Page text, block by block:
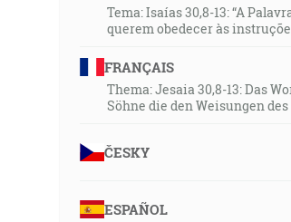
Tema: Isaías 30,8-13: “A
querem obedecer às
FRANÇAIS
Thema: Jesaia 30,8-13: Das
Söhne die den Weisungen
ČESKY
ESPAÑOL